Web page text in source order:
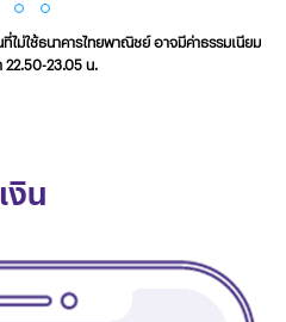
ม่ใช้ธนาคารไทยพาณิชย์ อาจมีค่าธรรมเนียม
22.50-23.05 น.
งิน